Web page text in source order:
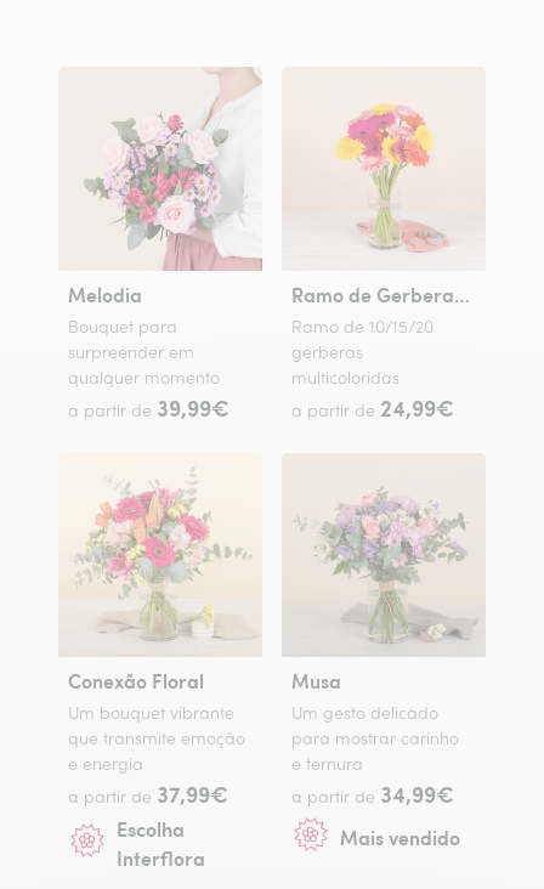
Melodia
Bouquet para
surpreender em
qualquer momento
a partir de 39,99€
Ramo de Gerberas Coloridas
Ramo de 10/15/20
gerberas
multicoloridas
a partir de 24,99€
Conexão Floral
Um bouquet vibrante
que transmite emoção
e energia
a partir de 37,99€
Escolha
Interflora
Musa
Um gesto delicado
para mostrar carinho
e ternura
a partir de 34,99€
Mais vendido